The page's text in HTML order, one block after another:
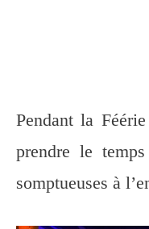
Pendant la
prendre le
somptueuses à